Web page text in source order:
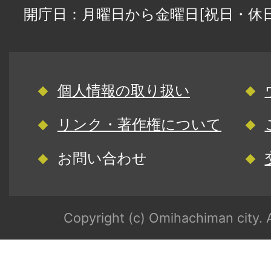
開庁日：月曜日から金曜日[祝日・
個人情報の取り扱い
リンク・著作権について
お問い合わせ
Copyright (c) Omihachiman city.